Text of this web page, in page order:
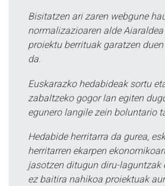
Bisitatzen ari zaren webgune
normalizazioaren alde
proiektu berrituak garatzen
da.
Euskarazko hedabideak sortu
zabaltzeko gogor lan egiten
egunero langile zein boluntario
Hedabide herritarra da gurea,
herritarren ekarpen
jasotzen ditugun diru-laguntzak
ez baitira nahikoa proiektuak